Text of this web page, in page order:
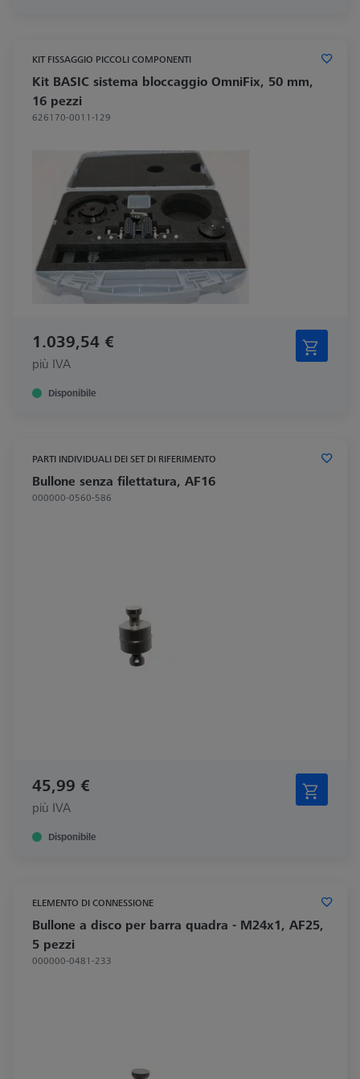
KIT FISSAGGIO PICCOLI COMPONENTI
Kit BASIC sistema bloccaggio OmniFix, 50 mm,
16 pezzi
626170-0011-129
1.039,54 €
più IVA
Disponibile
PARTI INDIVIDUALI DEI SET DI RIFERIMENTO
Bullone senza filettatura, AF16
000000-0560-586
45,99 €
più IVA
Disponibile
ELEMENTO DI CONNESSIONE
Bullone a disco per barra quadra - M24x1, AF25,
5 pezzi
000000-0481-233